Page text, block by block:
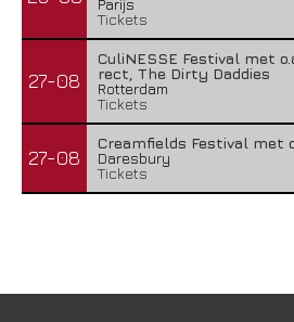
Tickets
27-08
CuliNESSE Festival met
rect, The Dirty Daddies
Rotterdam
Tickets
27-08
Creamfields Festival met
Daresbury
Tickets